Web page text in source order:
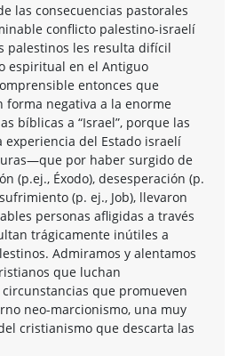
las consecuencias pastorales
conflicto palestino-israelí
palestinos les resulta difícil
espiritual en el Antiguo
entonces que
forma negativa a la enorme
bíblicas a “Israel”, porque las
experiencia del Estado israelí
por haber surgido de
(p.ej., Éxodo), desesperación (p.
(p. ej., Job), llevaron
personas afligidas a través
trágicamente inútiles a
Admiramos y alentamos
que luchan
que promueven
neo-marcionismo, una muy
cristianismo que descarta las